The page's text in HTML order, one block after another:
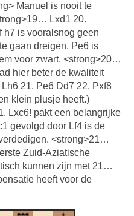
Manuel is nooit te
Lxd1 20.
h7 is vooralsnog geen
gaan dreigen. Pe6 is
voor zwart. <strong>20…
hier beter de kwaliteit
21. Pe6 Dd7 22. Pxf8
klein plusje heeft.)
Lxc6! pakt een belangrijke
gevolgd door Lf4 is de
<strong>21…
Zuid-Aziatische
kunnen zijn met 21…
heeft voor de